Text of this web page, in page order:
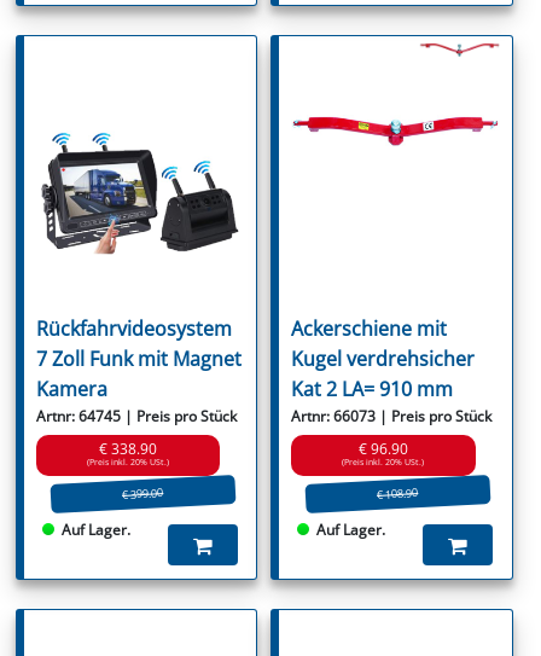
Rückfahrvideosystem
7 Zoll Funk mit Magnet
Kamera
Artnr: 64745 | Preis pro Stück
€ 338.90
(Preis inkl. 20% USt.)
€ 399.00
Auf Lager.
Ackerschiene mit
Kugel verdrehsicher
Kat 2 LA= 910 mm
Artnr: 66073 | Preis pro Stück
€ 96.90
(Preis inkl. 20% USt.)
€ 108.90
Auf Lager.